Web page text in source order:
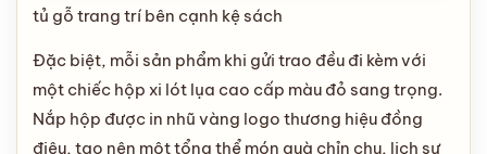
tủ gỗ trang trí bên cạnh kệ sách
Đặc biệt, mỗi sản phẩm khi gửi trao đều đi kèm với
một chiếc hộp xi lót lụa cao cấp màu đỏ sang trọng.
Nắp hộp được in nhũ vàng logo thương hiệu đồng
điệu, tạo nên một tổng thể món quà chỉn chu, lịch sự